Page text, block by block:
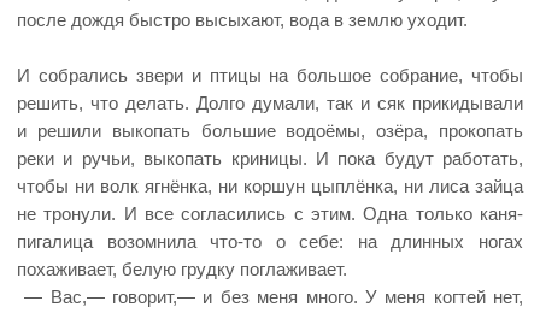
после дождя быстро высыхают, вода в землю уходит.
И собрались звери и птицы на большое собрание, чтобы
решить, что делать. Долго думали, так и сяк прикидывали
и решили выкопать большие водоёмы, озёра, прокопать
реки и ручьи, выкопать криницы. И пока будут работать,
чтобы ни волк ягнёнка, ни коршун цыплёнка, ни лиса зайца
не тронули. И все согласились с этим. Одна только каня-
пигалица возомнила что-то о себе: на длинных ногах
похаживает, белую грудку поглаживает.
— Вас,— говорит,— и без меня много. У меня когтей нет,